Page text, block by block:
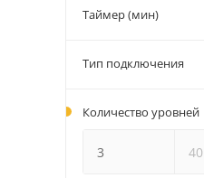
Таймер (мин)
Тип подключения
Количество уровней